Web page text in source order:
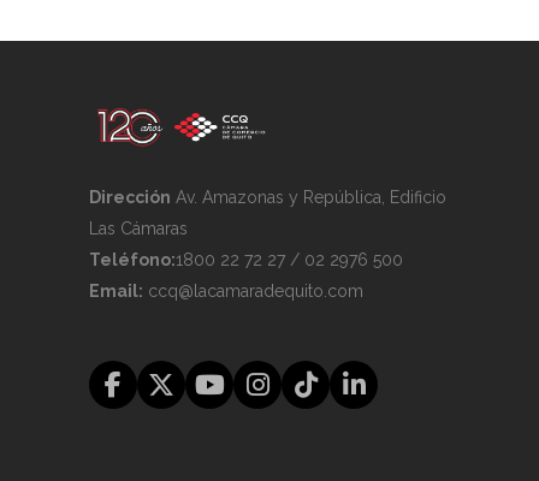
Dirección Av. Amazonas y República, Edificio
Las Cámaras
Teléfono:1800 22 72 27 / 02 2976 500
Email: ccq@lacamaradequito.com